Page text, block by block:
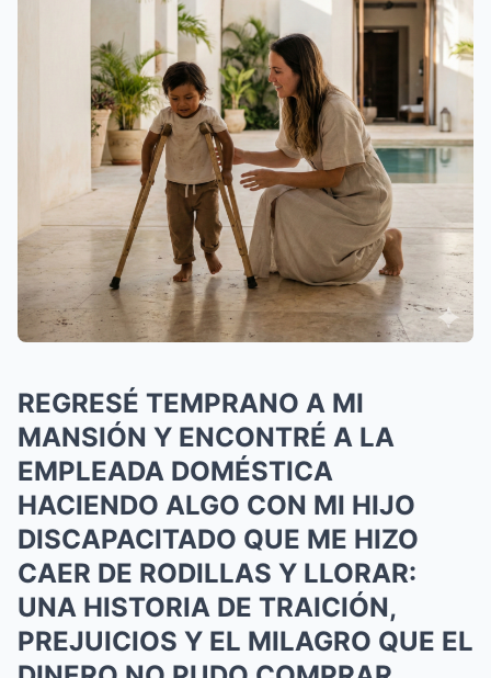
REGRESÉ TEMPRANO A MI
MANSIÓN Y ENCONTRÉ A LA
EMPLEADA DOMÉSTICA
HACIENDO ALGO CON MI HIJO
DISCAPACITADO QUE ME HIZO
CAER DE RODILLAS Y LLORAR:
UNA HISTORIA DE TRAICIÓN,
PREJUICIOS Y EL MILAGRO QUE EL